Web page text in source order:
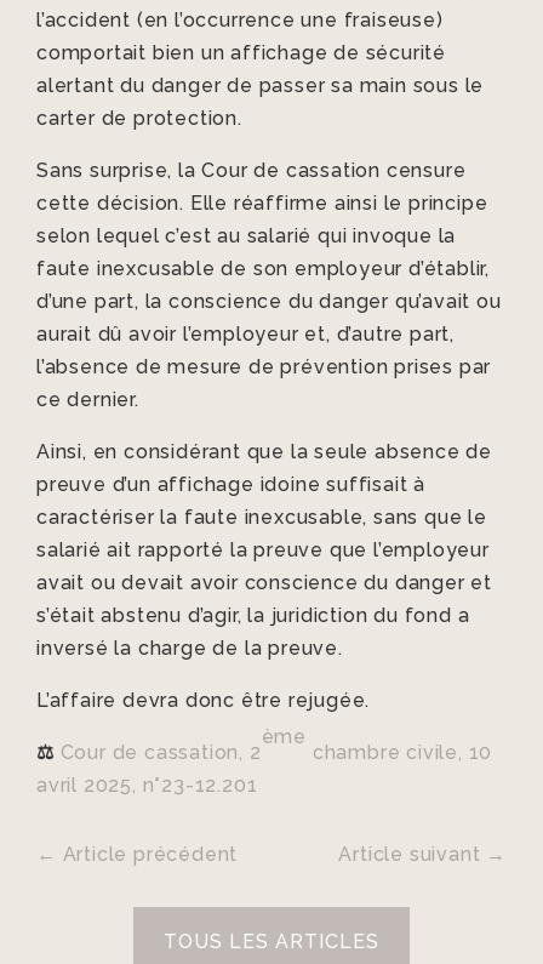
l’accident (en l’occurrence une fraiseuse)
comportait bien un affichage de sécurité
alertant du danger de passer sa main sous le
carter de protection.
Sans surprise, la Cour de cassation censure
cette décision. Elle réaffirme ainsi le principe
selon lequel c’est au salarié qui invoque la
faute inexcusable de son employeur d’établir,
d’une part, la conscience du danger qu’avait ou
aurait dû avoir l’employeur et, d’autre part,
l’absence de mesure de prévention prises par
ce dernier.
Ainsi, en considérant que la seule absence de
preuve d’un affichage idoine suffisait à
caractériser la faute inexcusable, sans que le
salarié ait rapporté la preuve que l’employeur
avait ou devait avoir conscience du danger et
s’était abstenu d’agir, la juridiction du fond a
inversé la charge de la preuve.
L’affaire devra donc être rejugée.
⚖ Cour de cassation, 2
ème
chambre civile, 10
avril 2025, n°23-12.201
← Article précédent Article suivant →
TOUS LES ARTICLES